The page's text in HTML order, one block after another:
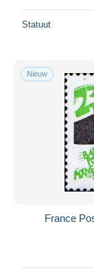
Statuut
Nieuw
France